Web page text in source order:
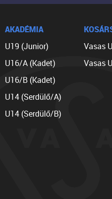
AKADÉMIA
U19 (Junior)
U16/A (Kadet)
U16/B (Kadet)
U14 (Serdülő/A)
U14 (Serdülő/B)
Vasas
Vasas